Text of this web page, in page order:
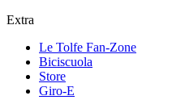
Extra
Le Tolfe Fan-Zone
Biciscuola
Store
Giro-E